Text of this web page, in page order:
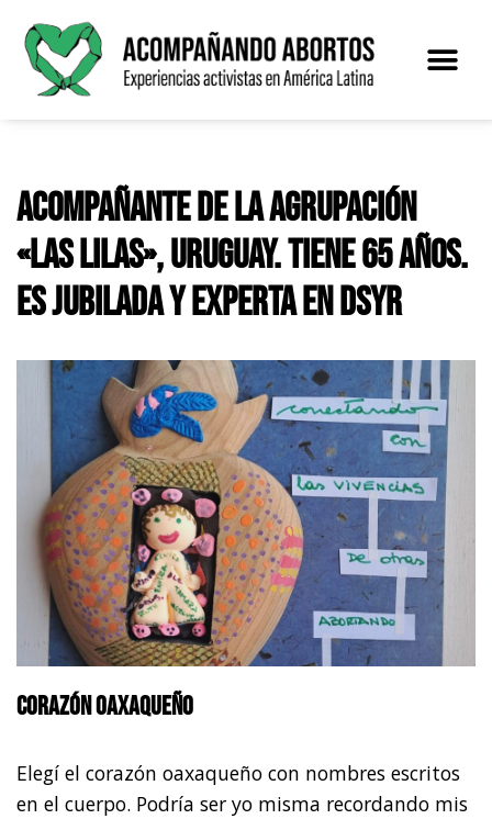
Saltar
contenido
Acompañante de la agrupación
«Las Lilas», Uruguay. Tiene 65 años.
Es jubilada y experta en DSyR
Corazón oaxaqueño
Elegí el corazón oaxaqueño con nombres escritos
en el cuerpo. Podría ser yo misma recordando mis